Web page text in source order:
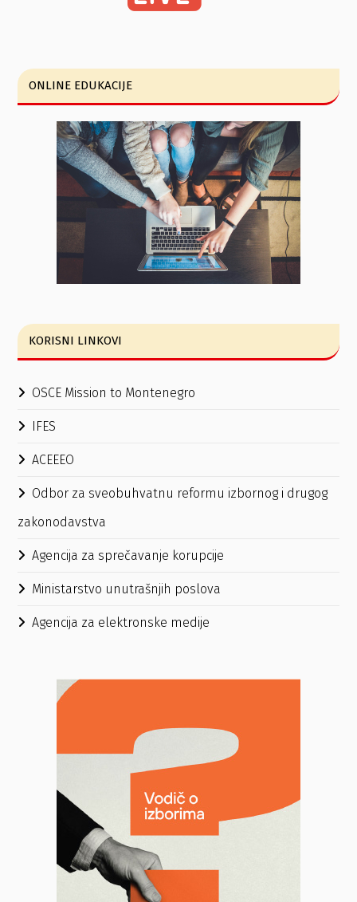
ONLINE EDUKACIJE
KORISNI LINKOVI
OSCE Mission to Montenegro
IFES
ACEEEO
Odbor za sveobuhvatnu reformu izbornog i drugog
zakonodavstva
Agencija za sprečavanje korupcije
Ministarstvo unutrašnjih poslova
Agencija za elektronske medije